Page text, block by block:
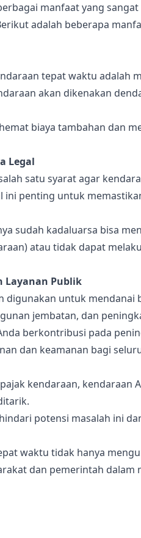
manfaat yang
adalah beberapa
tepat waktu adalah
akan dikenakan
biaya tambahan dan
Legal
satu syarat agar
penting untuk
sudah kadaluarsa bisa
atau tidak dapat
Layanan Publik
digunakan untuk
jembatan, dan
berkontribusi pada
dan keamanan bagi
kendaraan, kendaraan
potensi masalah ini
waktu tidak hanya
dan pemerintah dalam